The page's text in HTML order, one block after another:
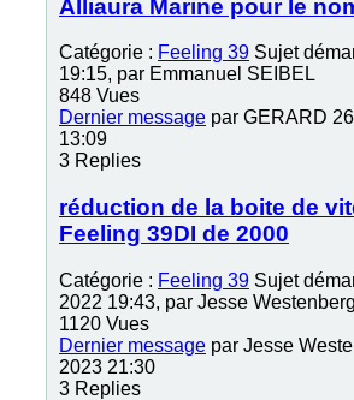
Alliaura Marine pour le
Catégorie : Feeling 39 Sujet
19:15, par Emmanuel SEIBEL
848 Vues
Dernier message par GERARD
13:09
3 Replies
réduction de la boite de
Feeling 39DI de 2000
Catégorie : Feeling 39 Sujet
2022 19:43, par Jesse Westenberg
1120 Vues
Dernier message par Jesse
2023 21:30
3 Replies